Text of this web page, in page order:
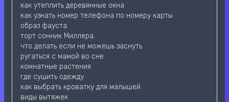
как утеплить деревянные окна
как узнать номер телефона по номеру карты
образ фауста
торт сонник Миллера.
что делать если не можешь заснуть
ругаться с мамой во сне
комнатные растения
где сушить одежду
как выбрать кроватку для малышей
виды вытяжек